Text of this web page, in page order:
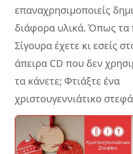
επαναχρησιμοποιείς
διάφορα υλικά. Όπως τα
Σίγουρα έχετε κι εσείς
άπειρα CD που δεν
τα κάνετε; Φτιάξτε ένα
χριστουγεννιάτικο